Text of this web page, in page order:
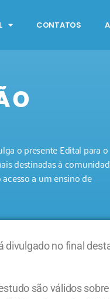
CONTATOS
o presente Edital para o
destinadas à
a um ensino de
divulgado no final
são válidos